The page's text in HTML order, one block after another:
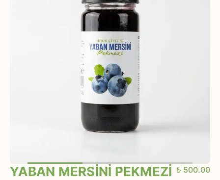
YABAN MERSİNİ PEKMEZİ ₺ 500.00